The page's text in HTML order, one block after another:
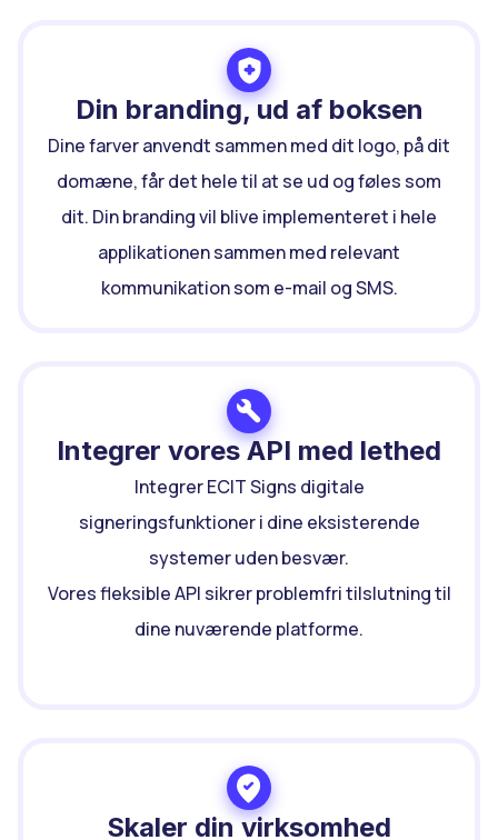
Din branding, ud af boksen
Dine farver anvendt sammen med dit logo, på dit
domæne, får det hele til at se ud og føles som
dit. Din branding vil blive implementeret i hele
applikationen sammen med relevant
kommunikation som e-mail og SMS.
Integrer vores API med lethed
Integrer ECIT Signs digitale
signeringsfunktioner i dine eksisterende
systemer uden besvær.
Vores fleksible API sikrer problemfri tilslutning til
dine nuværende platforme.
Skaler din virksomhed